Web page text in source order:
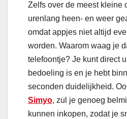
Zelfs over de meest kleine
urenlang heen- en weer
omdat appjes niet altijd
worden. Waarom waag je
telefoontje? Je kunt direct
bedoeling is en je hebt
seconden duidelijkheid.
Simyo, zul je genoeg
kunnen inkopen, zodat je